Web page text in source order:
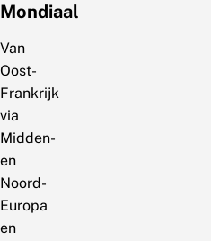
Mondiaal
Van
Oost-
Frankrijk
via
Midden-
en
Noord-
Europa
en